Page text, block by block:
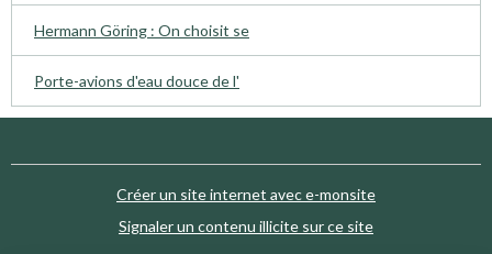
Hermann Göring : On choisit se
Porte-avions d'eau douce de l'
Créer un site internet avec e-monsite
Signaler un contenu illicite sur ce site